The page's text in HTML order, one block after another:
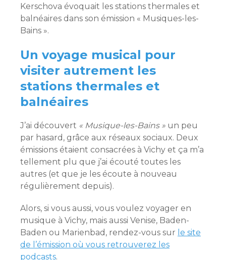
Kerschova évoquait les stations thermales et
balnéaires dans son émission « Musiques-les-
Bains ».
Un voyage musical pour
visiter autrement les
stations thermales et
balnéaires
J’ai découvert « Musique-les-Bains » un peu
par hasard, grâce aux réseaux sociaux. Deux
émissions étaient consacrées à Vichy et ça m’a
tellement plu que j’ai écouté toutes les
autres (et que je les écoute à nouveau
régulièrement depuis).
Alors, si vous aussi, vous voulez voyager en
musique à Vichy, mais aussi Venise, Baden-
Baden ou Marienbad, rendez-vous sur le site
de l’émission où vous retrouverez les
podcasts.